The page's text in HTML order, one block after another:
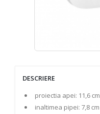
DESCRIERE
proiectia apei: 11,6 cm
inaltimea pipei: 7,8 cm